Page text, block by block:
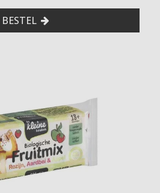
BESTEL